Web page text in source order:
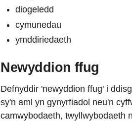
diogeledd
cymunedau
ymddiriedaeth
Newyddion ffug
Defnyddir 'newyddion ffug' i
sy'n aml yn gynyrfiadol neu'n
camwybodaeth, twyllwybodaeth